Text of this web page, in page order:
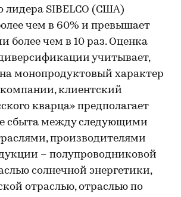
лидера SIBELCO (США)
чем в 60% и превышает
более чем в 10 раз. Оценка
учитывает,
монопродуктовый характер
компании, клиентский
кварца» предполагает
сбыта между следующими
производителями
– полупроводниковой
солнечной энергетики,
отраслью, отраслью по